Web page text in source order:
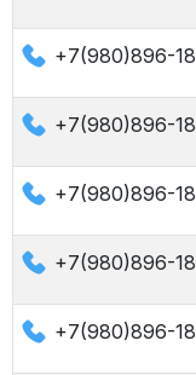
+7(980)896-
+7(980)896-
+7(980)896-
+7(980)896-
+7(980)896-